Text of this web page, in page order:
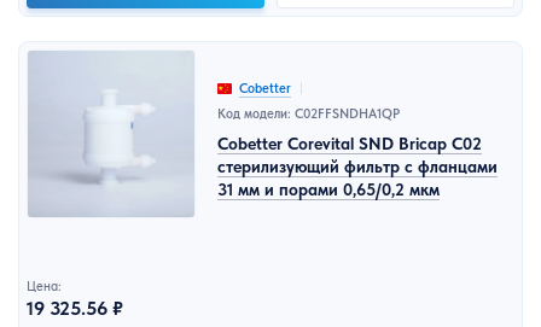
Cobetter
Код модели: C02FFSNDHA1QP
Cobetter Corevital SND Bricap C02
стерилизующий фильтр с фланцами
31 мм и порами 0,65/0,2 мкм
Цена:
19 325.56 ₽